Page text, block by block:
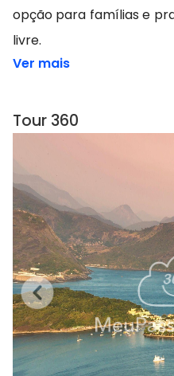
opção para famílias e
livre.
Ver mais
Tour 360